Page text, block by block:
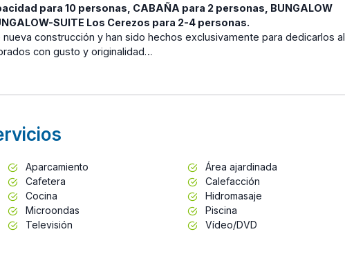
para 10 personas, CABAÑA para 2 personas , BUNGALOW
SUITE Los Cerezos para 2-4 personas.
construcción y han sido hechos exclusivamente para dedicarlos al
con gusto y originalidad…
Aparcamiento
Área ajardinada
Cafetera
Calefacción
Cocina
Hidromasaje
Microondas
Piscina
Televisión
Vídeo/DVD